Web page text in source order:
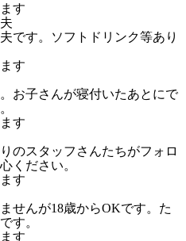
す
です。ソフトドリンク等あり
す
お子さんが寝付いたあとにで
す
のスタッフさんたちがフォロ
ください。
す
せんが18歳からOKです。た
す。
す